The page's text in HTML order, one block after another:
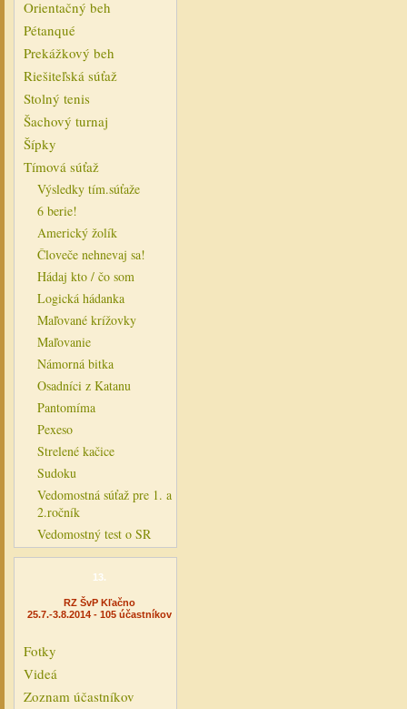
Orientačný beh
Pétanqué
Prekážkový beh
Riešiteľská súťaž
Stolný tenis
Šachový turnaj
Šípky
Tímová súťaž
Výsledky tím.súťaže
6 berie!
Americký žolík
Človeče nehnevaj sa!
Hádaj kto / čo som
Logická hádanka
Maľované krížovky
Maľovanie
Námorná bitka
Osadníci z Katanu
Pantomíma
Pexeso
Strelené kačice
Sudoku
Vedomostná súťaž pre 1. a
2.ročník
Vedomostný test o SR
13.
RZ ŠvP Kľačno
25.7.-3.8.2014 - 105 účastníkov
Fotky
Videá
Zoznam účastníkov